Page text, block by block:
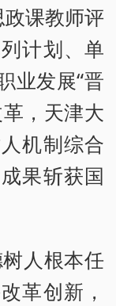
政课教师评
计划、单
业发展“晋
，天津大
机制综合
果斩获国
人根本任
革创新，